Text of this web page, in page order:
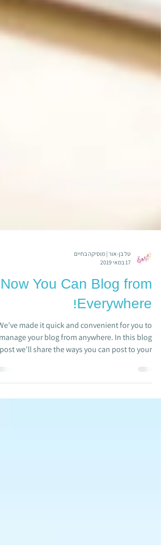
טל בן-אור | מוסיקה בחיים
Now You Can Blog from
Everywhere!
made it quick and convenient for you to
post we’ll share the ways you can post to your...